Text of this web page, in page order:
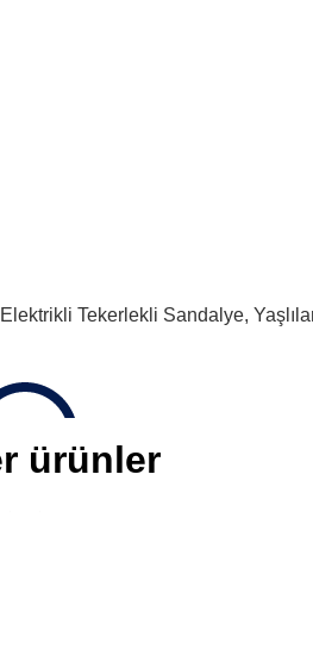
Tekerlekli Sandalye,
ürünler